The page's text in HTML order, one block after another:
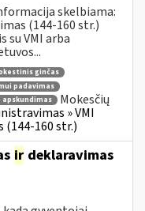
skelbiama:
(144-160 str.)
su VMI arba
ginčas
padavimas
apskundimas
Mokesčių
» VMI
(144-160 str.)
ir deklaravimas